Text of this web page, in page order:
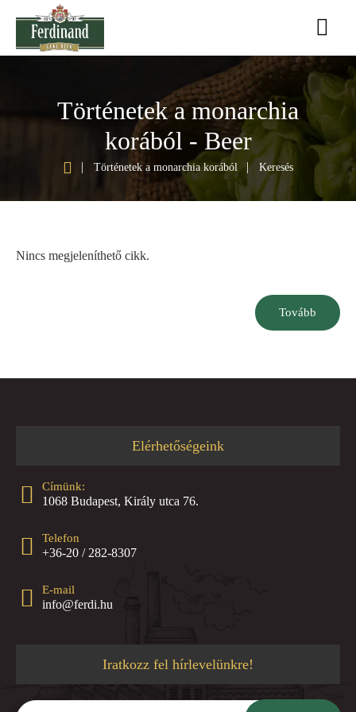
Történetek a monarchia
korából - Beer
Történetek a monarchia korából Keresés
Nincs megjeleníthető cikk.
Tovább
Elérhetőségeink
Címünk:
1068 Budapest, Király utca 76.
Telefon
+36-20 / 282-8307
E-mail
info@ferdi.hu
Iratkozz fel hírlevelünkre!
Írd